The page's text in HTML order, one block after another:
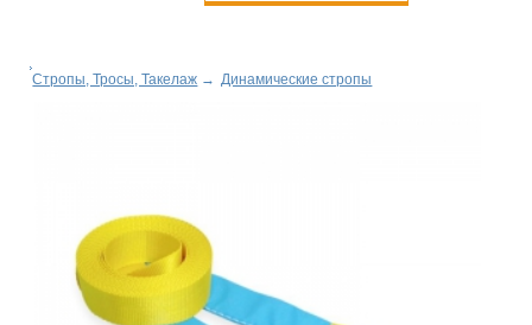
Стропы, Тросы, Такелаж → Динамические стропы